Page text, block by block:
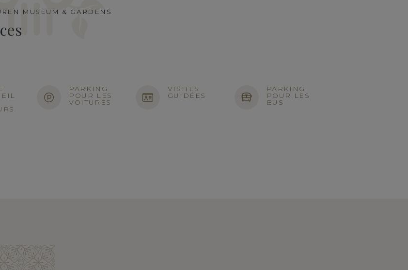
MUSEUM & GARDENS
PARKING
POUR LES
VOITURES
VISITES
GUIDÉES
PARKING
POUR LES
BUS